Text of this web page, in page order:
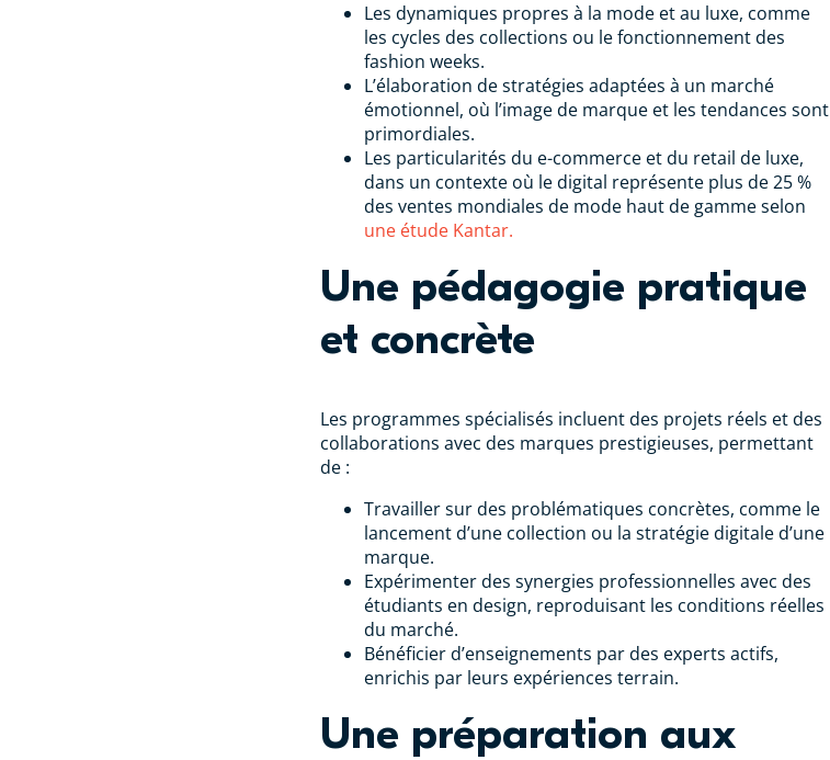
Les dynamiques propres à la mode et au luxe, comme
les cycles des collections ou le fonctionnement des
fashion weeks.
L’élaboration de stratégies adaptées à un marché
émotionnel, où l’image de marque et les tendances sont
primordiales.
Les particularités du e-commerce et du retail de luxe,
dans un contexte où le digital représente plus de 25 %
des ventes mondiales de mode haut de gamme selon
une étude Kantar.
Une pédagogie pratique
et concrète
Les programmes spécialisés incluent des projets réels et des
collaborations avec des marques prestigieuses, permettant
de :
Travailler sur des problématiques concrètes, comme le
lancement d’une collection ou la stratégie digitale d’une
marque.
Expérimenter des synergies professionnelles avec des
étudiants en design, reproduisant les conditions réelles
du marché.
Bénéficier d’enseignements par des experts actifs,
enrichis par leurs expériences terrain.
Une préparation aux